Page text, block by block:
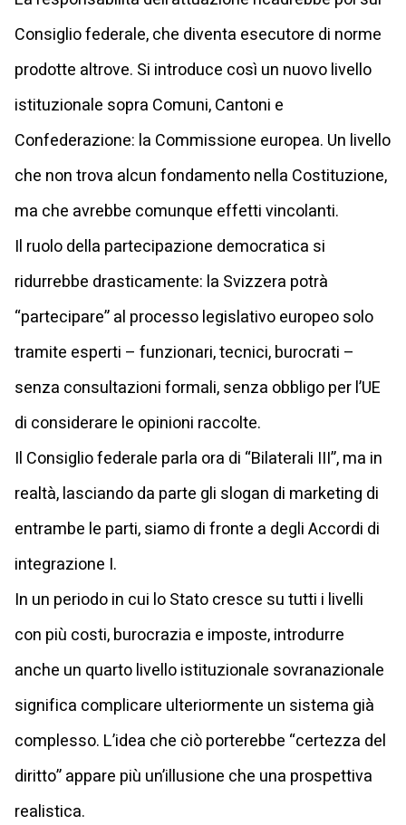
Consiglio federale, che diventa esecutore di norme
prodotte altrove. Si introduce così un nuovo livello
istituzionale sopra Comuni, Cantoni e
Confederazione: la Commissione europea. Un livello
che non trova alcun fondamento nella Costituzione,
ma che avrebbe comunque effetti vincolanti.
Il ruolo della partecipazione democratica si
ridurrebbe drasticamente: la Svizzera potrà
“partecipare” al processo legislativo europeo solo
tramite esperti – funzionari, tecnici, burocrati –
senza consultazioni formali, senza obbligo per l’UE
di considerare le opinioni raccolte.
Il Consiglio federale parla ora di “Bilaterali III”, ma in
realtà, lasciando da parte gli slogan di marketing di
entrambe le parti, siamo di fronte a degli Accordi di
integrazione I.
In un periodo in cui lo Stato cresce su tutti i livelli
con più costi, burocrazia e imposte, introdurre
anche un quarto livello istituzionale sovranazionale
significa complicare ulteriormente un sistema già
complesso. L’idea che ciò porterebbe “certezza del
diritto” appare più un’illusione che una prospettiva
realistica.